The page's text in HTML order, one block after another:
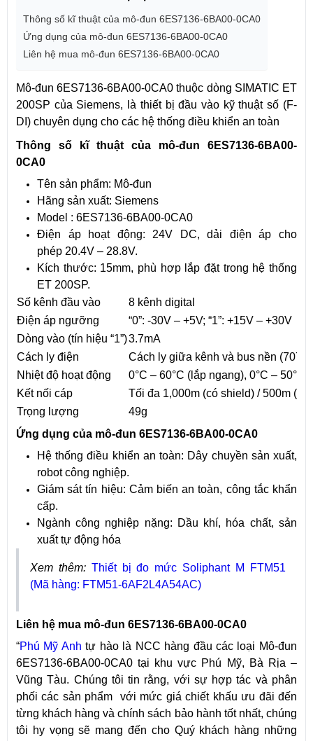
Thông số kĩ thuật của mô-đun 6ES7136-6BA00-0CA0
Ứng dụng của mô-đun 6ES7136-6BA00-0CA0
Liên hệ mua mô-đun 6ES7136-6BA00-0CA0
Mô-đun 6ES7136-6BA00-0CA0 thuộc dòng SIMATIC ET
200SP của Siemens, là thiết bị đầu vào kỹ thuật số (F-
DI) chuyên dụng cho các hệ thống điều khiển an toàn
Thông số kĩ thuật của mô-đun 6ES7136-6BA00-
0CA0
Tên sản phẩm: ​Mô-đun
Hãng sản xuất: Siemens
Model : 6ES7136-6BA00-0CA0
Điện áp hoạt động: 24V DC, dải điện áp cho
phép 20.4V – 28.8V.
Kích thước: 15mm, phù hợp lắp đặt trong hệ thống
ET 200SP.
Số kênh đầu vào
8 kênh digital
Điện áp ngưỡng
“0”: -30V – +5V; “1”: +15V – +30V
Dòng vào (tín hiệu “1”)3.7mA
Cách ly điện
Cách ly giữa kênh và bus nền (707V
Nhiệt độ hoạt động
0°C – 60°C (lắp ngang), 0°C – 50°C
Kết nối cáp
Tối đa 1,000m (có shield) / 500m
Trọng lượng
49g
Ứng dụng của mô-đun 6ES7136-6BA00-0CA0
Hệ thống điều khiển an toàn: Dây chuyền sản xuất,
robot công nghiệp.
Giám sát tín hiệu: Cảm biến an toàn, công tắc khẩn
cấp.
Ngành công nghiệp nặng: Dầu khí, hóa chất, sản
xuất tự động hóa
Xem thêm: Thiết bị đo mức Soliphant M FTM51
(Mã hàng: FTM51-6AF2L4A54AC)
Liên hệ mua mô-đun 6ES7136-6BA00-0CA0
“Phú Mỹ Anh tự hào là NCC hàng đầu các loại ​Mô-đun
6ES7136-6BA00-0CA0 tại khu vực Phú Mỹ, Bà Rịa –
Vũng Tàu. Chúng tôi tin rằng, với sự hợp tác và phân
phối các sản phẩm với mức giá chiết khấu ưu đãi đến
từng khách hàng và chính sách bảo hành tốt nhất, chúng
tôi hy vọng sẽ mang đến cho Quý khách hàng những